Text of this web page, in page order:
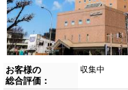
お客様の
総合評価：
収集中